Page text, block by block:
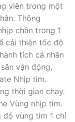
viên trong một
Thông
chân trong 1
cải thiện tốc độ
tích cá nhân
vận động,
Nhịp tim.
thời gian chạy.
Vùng nhịp tim.
đó vùng tim 1 chỉ